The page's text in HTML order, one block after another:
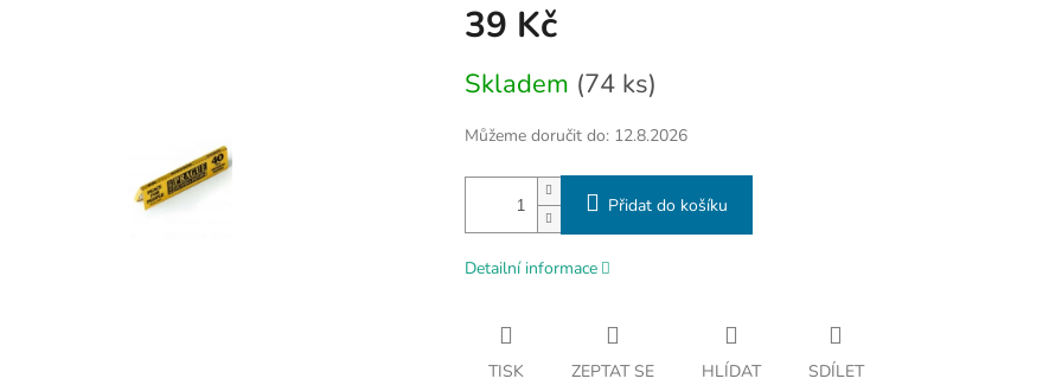
39 Kč
cena:
Skladem (74 ks)
Můžeme doručit do: 12.8.2026
Přidat do košíku
Detailní informace
TISK ZEPTAT SE HLÍDAT SDÍLET